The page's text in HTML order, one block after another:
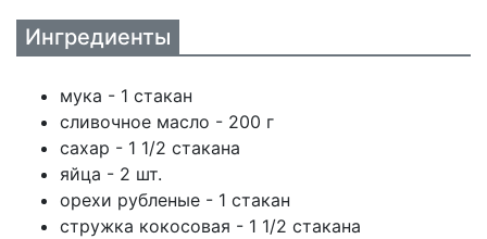
Ингредиенты
мука - 1 стакан
сливочное масло - 200 г
сахар - 1 1/2 стакана
яйца - 2 шт.
орехи рубленые - 1 стакан
стружка кокосовая - 1 1/2 стакана